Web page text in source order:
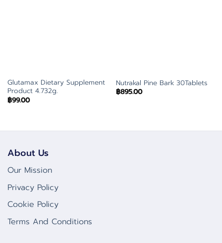
Glutamax Dietary Supplement
Product 4.732g.
฿99.00
Nutrakal Pine Bark 30Tablets
฿895.00
About Us
Our Mission
Privacy Policy
Cookie Policy
Terms And Conditions